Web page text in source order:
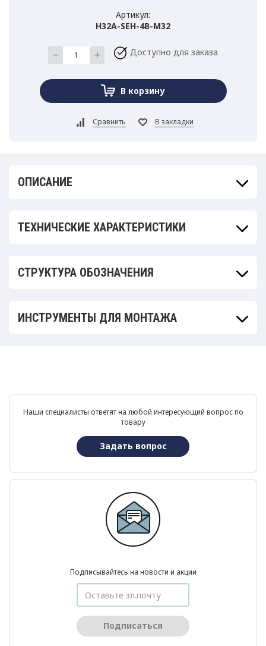
Артикул:
H32A-SEH-4B-M32
Доступно для заказа
ОПИСАНИЕ
ТЕХНИЧЕСКИЕ ХАРАКТЕРИСТИКИ
СТРУКТУРА ОБОЗНАЧЕНИЯ
ИНСТРУМЕНТЫ ДЛЯ МОНТАЖА
Наши специалисты ответят на любой интересующий вопрос по
товару
Задать вопрос
Подписывайтесь на новости и акции
Подписаться